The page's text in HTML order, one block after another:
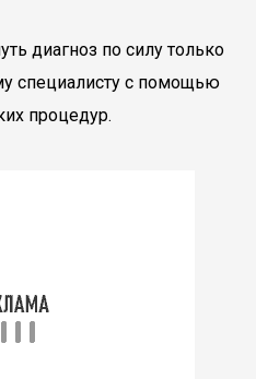
диагноз по силу только
специалисту с помощью
процедур.